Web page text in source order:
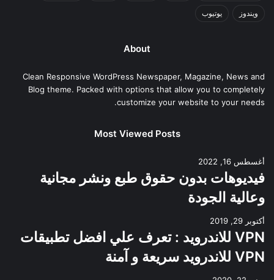
ويندوز يوتيوب
About
Clean Responsive WordPress Newspaper, Magazine, News and
Blog theme. Packed with options that allow you to completely
customize your website to your needs.
Most Viewed Posts
أغسطس 16, 2022
فيديوهات بدون حقوق طبع ونشر مجانية
وعالية الجودة
أكتوبر 29, 2019
VPN للاندرويد : تعرف علي افضل تطبيقات
VPN للاندرويد سريعة و آمنة